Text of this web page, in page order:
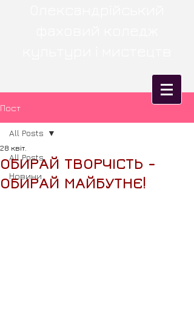
Пост
All Posts
Новини
All Posts
ОБИРАЙ ТВОРЧІСТЬ -
ОБИРАЙ МАЙБУТНЄ!
28 квіт.